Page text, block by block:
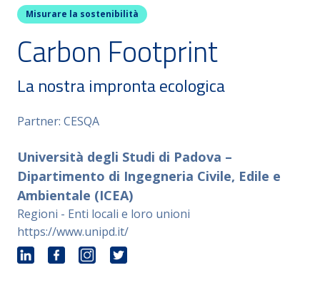
Misurare la sostenibilità
Carbon Footprint
La nostra impronta ecologica
Partner: CESQA
Università degli Studi di Padova –
Dipartimento di Ingegneria Civile, Edile e
Ambientale (ICEA)
Regioni - Enti locali e loro unioni
https://www.unipd.it/